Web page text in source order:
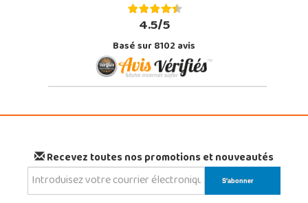
4.5/5
Basé sur 8102 avis
Recevez toutes nos promotions et nouveautés